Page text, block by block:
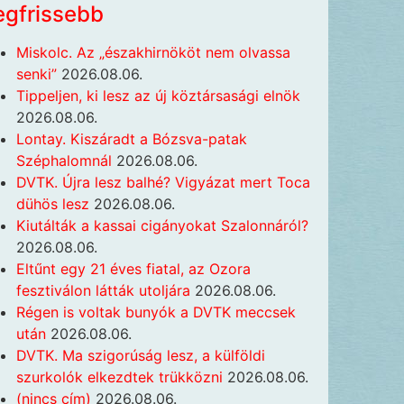
Miskolc. Az „északhirnököt nem olvassa
senki” 2026.08.06.
Tippeljen, ki lesz az új köztársasági elnök
2026.08.06.
Lontay. Kiszáradt a Bózsva-patak
Széphalomnál 2026.08.06.
DVTK. Újra lesz balhé? Vigyázat mert Toca
dühös lesz 2026.08.06.
Kiutálták a kassai cigányokat Szalonnáról?
2026.08.06.
Eltűnt egy 21 éves fiatal, az Ozora
fesztiválon látták utoljára 2026.08.06.
Régen is voltak bunyók a DVTK meccsek
után 2026.08.06.
DVTK. Ma szigorúság lesz, a külföldi
szurkolók elkezdtek trükközni 2026.08.06.
(nincs cím) 2026.08.06.